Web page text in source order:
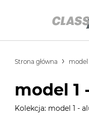
Strona główna model
model 1
Kolekcja: model 1 -